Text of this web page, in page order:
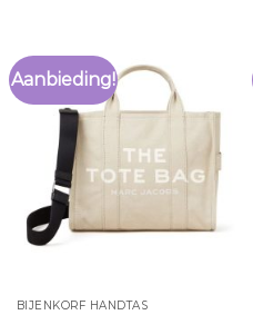
Aanbieding!
BIJENKORF HANDTAS